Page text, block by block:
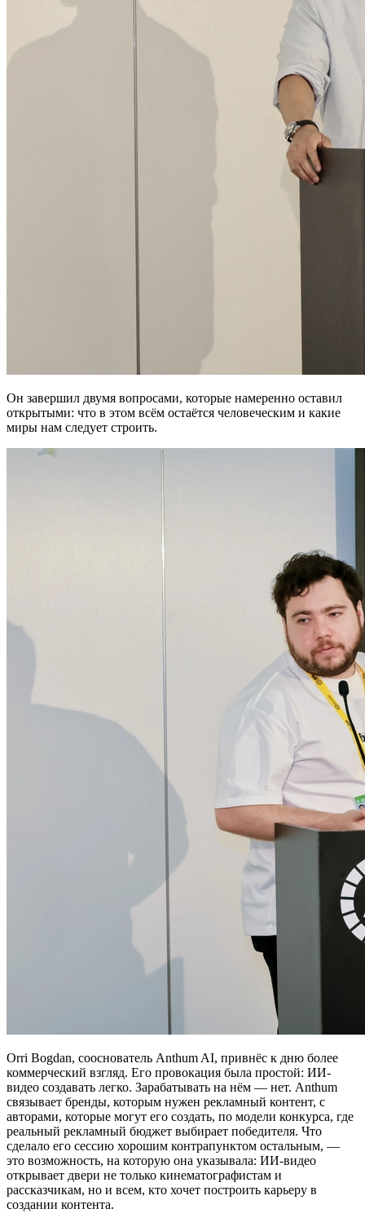
Он завершил двумя вопросами, которые намеренно оставил
открытыми: что в этом всём остаётся человеческим и какие
миры нам следует строить.
Orri Bogdan, сооснователь Anthum AI, привнёс к дню более
коммерческий взгляд. Его провокация была простой: ИИ-
видео создавать легко. Зарабатывать на нём — нет. Anthum
связывает бренды, которым нужен рекламный контент, с
авторами, которые могут его создать, по модели конкурса, где
реальный рекламный бюджет выбирает победителя. Что
сделало его сессию хорошим контрапунктом остальным, —
это возможность, на которую она указывала: ИИ-видео
открывает двери не только кинематографистам и
рассказчикам, но и всем, кто хочет построить карьеру в
создании контента.